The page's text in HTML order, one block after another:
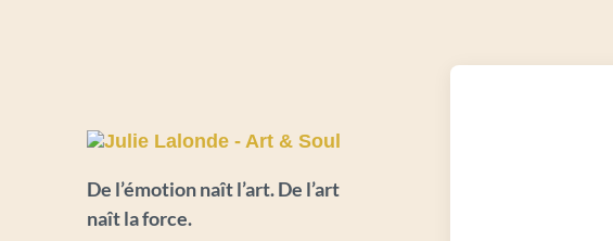
De l’émotion naît l’art. De l’art
naît la force.